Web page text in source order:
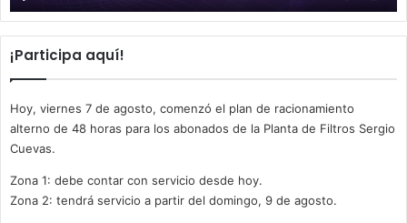
¡Participa aquí!
Hoy, viernes 7 de agosto, comenzó el plan de racionamiento
alterno de 48 horas para los abonados de la Planta de Filtros Sergio
Cuevas.
Zona 1: debe contar con servicio desde hoy.
Zona 2: tendrá servicio a partir del domingo, 9 de agosto.